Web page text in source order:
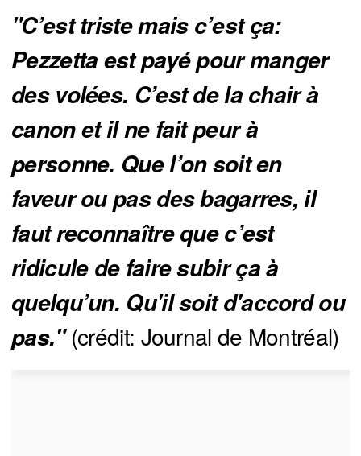
"C’est triste mais c’est ça:
Pezzetta est payé pour manger
des volées. C’est de la chair à
canon et il ne fait peur à
personne. Que l’on soit en
faveur ou pas des bagarres, il
faut reconnaître que c’est
ridicule de faire subir ça à
quelqu’un. Qu'il soit d'accord ou
pas."(crédit: Journal de Montréal)